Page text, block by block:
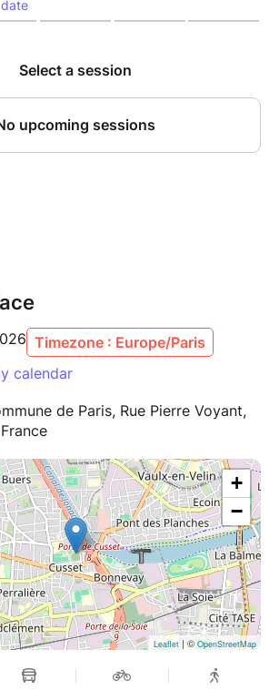
Timezone : Europe/Paris
calendar
de Paris, Rue Pierre Voyant,
+
−
Leaflet | ©OpenStreetMap